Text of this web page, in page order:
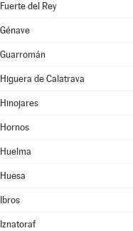
Fuerte del Rey
Génave
Guarromán
Higuera de Calatrava
Hinojares
Hornos
Huelma
Huesa
Ibros
Iznatoraf